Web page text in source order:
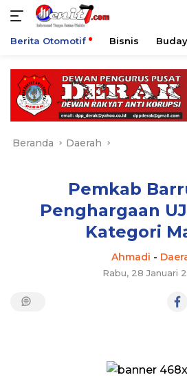
konten
Berita Otomotif Bisnis
Beranda Daerah
Pemkab
Penghargaan
Kategori
Ahmadi -
Rabu, 28 Januari